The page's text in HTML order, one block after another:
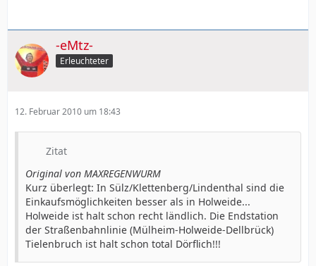
-eMtz-
Erleuchteter
12. Februar 2010 um 18:43
Zitat
Original von MAXREGENWURM
Kurz überlegt: In Sülz/Klettenberg/Lindenthal sind die
Einkaufsmöglichkeiten besser als in Holweide...
Holweide ist halt schon recht ländlich. Die Endstation
der Straßenbahnlinie (Mülheim-Holweide-Dellbrück)
Tielenbruch ist halt schon total Dörflich!!!